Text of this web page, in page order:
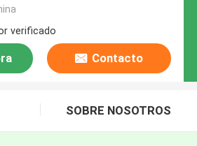
verificado
Contacto
SOBRE NOSOTROS